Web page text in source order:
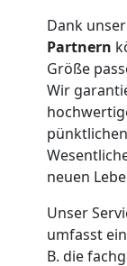
Dank
Partnern
Größe
Wir
neuen
Unser
umfasst
B. die